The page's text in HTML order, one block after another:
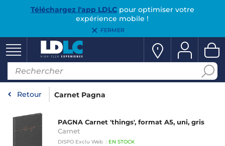
Téléchargez l'app LDLCpour optimiser votre
expérience mobile !
FERMER
Retour Carnet Pagna
PAGNA Carnet 'things', format A5, uni, gris
Carnet
DISPO Exclu Web : EN STOCK